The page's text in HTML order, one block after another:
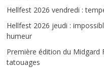
Hellfest 2026 vendredi :
Hellfest 2026 jeudi :
humeur
Première édition du Midgard
tatouages